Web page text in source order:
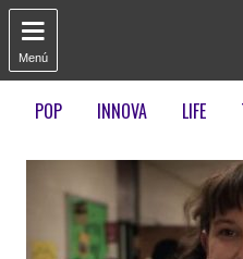

Menú
POP INNOVA LIFE